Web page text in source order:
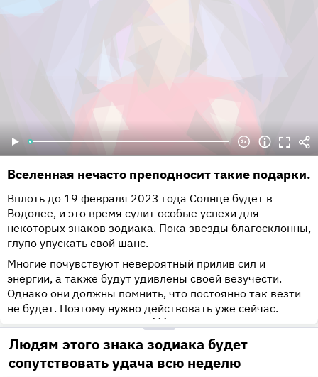
Вселенная нечасто преподносит такие подарки.
Вплоть до 19 февраля 2023 года Солнце будет в
Водолее, и это время сулит особые успехи для
некоторых знаков зодиака. Пока звезды благосклонны,
глупо упускать свой шанс.
Многие почувствуют невероятный прилив сил и
энергии, а также будут удивлены своей везучести.
Однако они должны помнить, что постоянно так везти
не будет. Поэтому нужно действовать уже сейчас.
•••
Людям этого знака зодиака будет
сопутствовать удача всю неделю